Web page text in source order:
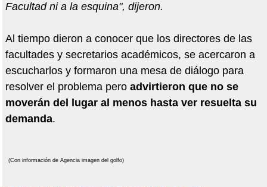
Facultad ni a la esquina", dijeron.
Al tiempo dieron a conocer que los directores de las
facultades y secretarios académicos, se acercaron a
escucharlos y formaron una mesa de diálogo para
resolver el problema pero advirtieron que no se
moverán del lugar al menos hasta ver resuelta su
demanda.
(Con información de Agencia imagen del golfo)